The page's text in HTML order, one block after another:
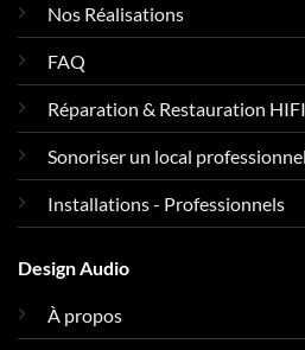
Nos Réalisations
FAQ
Réparation & Restauration HIFI
Sonoriser un local professionnel
Installations - Professionnels
Design Audio
À propos